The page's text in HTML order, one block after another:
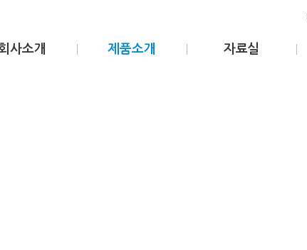
사소개 제품소개 자료실